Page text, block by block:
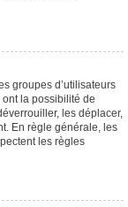
groupes d’utilisateurs
la possibilité de
les déplacer,
En règle générale, les
les règles